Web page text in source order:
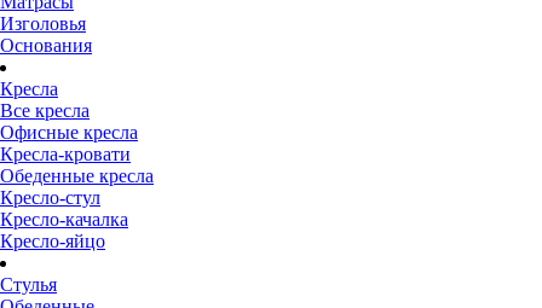
Изголовья
Основания
Кресла
Все кресла
Офисные кресла
Кресла-кровати
Обеденные кресла
Кресло-стул
Кресло-качалка
Кресло-яйцо
Стулья